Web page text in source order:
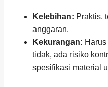
Kelebihan: Praktis,
anggaran.
Kekurangan:
tidak, ada risiko
spesifikasi material